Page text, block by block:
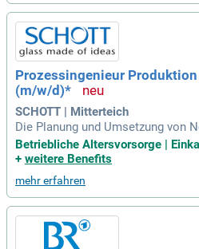
Prozessingenieur
(m/w/d)*
SCHOTT | Mitterteich
Die Planung und Umsetzung von
gsmaßnahmen in
Effizienz und Qualität. LEAN-
chritte umfassen die Analyse von
d die Definition präventiver
nische Bewertung von
eiderte Fertigungslösungen
Dokumentation und die fachliche
Betriebliche Altersvorsorge |
+ weitere Benefits
mehr erfahren